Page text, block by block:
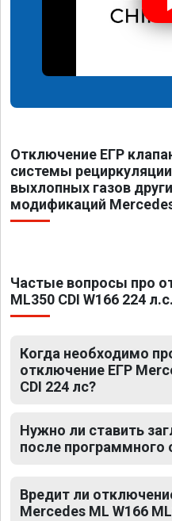
Отключение ЕГР
системы рециркуляции
выхлопных газов
модификаций
Частые вопросы про
ML350 CDI W166 224 л.с.
Когда необходимо
отключение ЕГР
CDI 224 лс?
Нужно ли ставить
после программного
Вредит ли
Mercedes ML W166